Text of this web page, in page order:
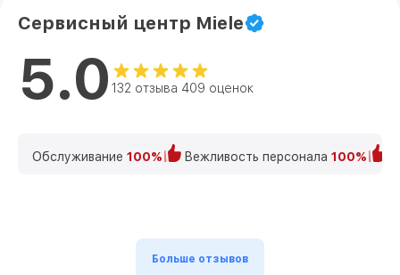
Сервисный центр Miele
5.0 132 отзыва 409 оценок
Обслуживание 100% Вежливость персонала 100%
Больше отзывов